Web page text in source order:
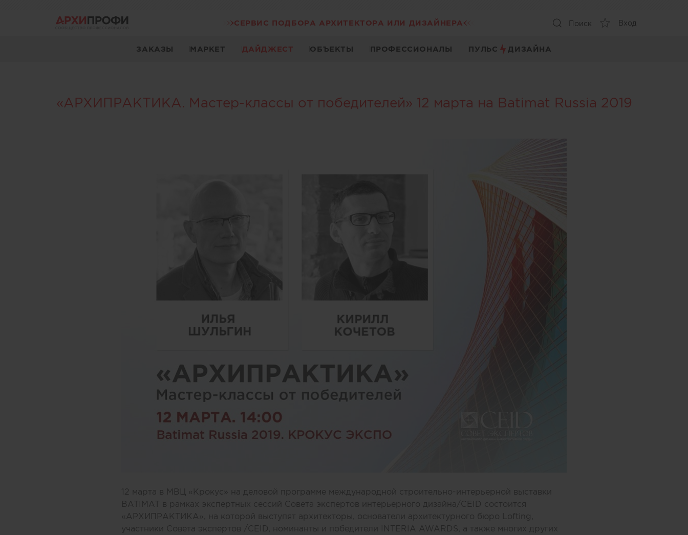
СЕРВИС ПОДБОРА АРХИТЕКТОРА ИЛИ ДИЗАЙНЕРА Поиск Вход
ЗАКАЗЫ МАРКЕТ ДАЙДЖЕСТ ОБЪЕКТЫ ПРОФЕССИОНАЛЫ ПУЛЬС ДИЗАЙНА
«АРХИПРАКТИКА. Мастер-классы от победителей» 12 марта на Batimat Russia 2019
12 марта в МВЦ «Крокус» на деловой программе международной строительно-интерьерной выставки
BATIMAT в рамках экспертных сессий Совета экспертов интерьерного дизайна/CEID состоится
«АРХИПРАКТИКА», на которой выступят архитекторы, основатели архитектурного бюро Lofting,
участники Совета экспертов /CEID, номинанты и победители INTERIA AWARDS, а также многих других